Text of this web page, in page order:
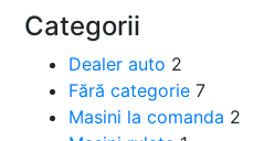
Categorii
Dealer auto 2
Fără categorie 7
Masini la comanda 2